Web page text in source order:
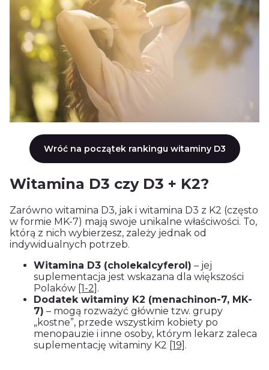
Wróć na początek rankingu witaminy D3
Witamina D3 czy D3 + K2?
Zarówno witamina D3, jak i witamina D3 z K2 (często
w formie MK-7) mają swoje unikalne właściwości. To,
którą z nich wybierzesz, zależy jednak od
indywidualnych potrzeb.
Witamina D3 (cholekalcyferol) – jej
suplementacja jest wskazana dla większości
Polaków [1-2] .
Dodatek witaminy K2 (menachinon-7, MK-
7) – mogą rozważyć głównie tzw. grupy
„kostne”, przede wszystkim kobiety po
menopauzie i inne osoby, którym lekarz zaleca
suplementację witaminy K2 [19] .